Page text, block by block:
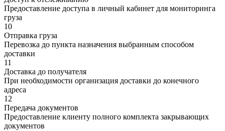
Предоставление доступа в личный кабинет для мониторинга
груза
10
Отправка груза
Перевозка до пункта назначения выбранным способом
доставки
11
Доставка до получателя
При необходимости организация доставки до конечного
адреса
12
Передача документов
Предоставление клиенту полного комплекта закрывающих
документов